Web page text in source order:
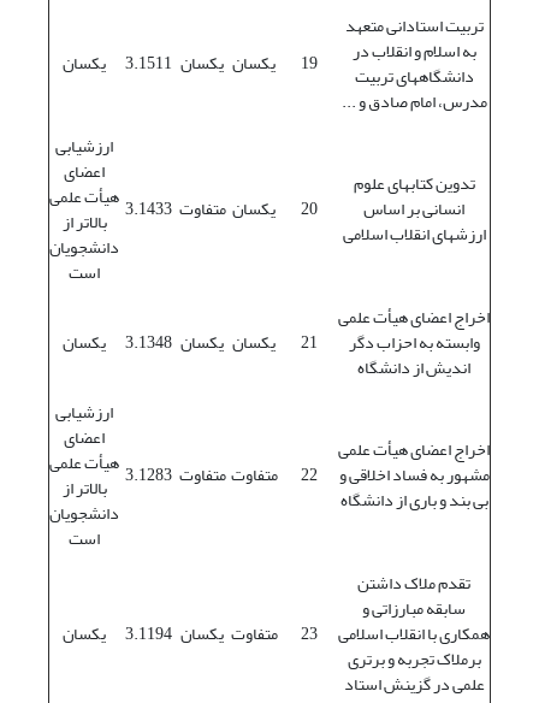
تربیت استادانی متعهد
به اسلام و انقلاب در
دانشگاههای تربیت
مدرس، امام صادق و ...
19 یکسان یکسان 3.1511 یکسان
تدوین کتابهای علوم
انسانی بر اساس
ارزشهای انقلاب اسلامی
20 یکسان متفاوت 3.1433
ارزشیابی
اعضای
هیأت علمی
بالاتر از
دانشجویان
است
اخراج اعضای هیأت علمی
وابسته به احزاب دگر
اندیش از دانشگاه
21 یکسان یکسان 3.1348 یکسان
اخراج اعضای هیأت علمی
مشهور به فساد اخلاقی و
بی بند و باری از دانشگاه
22 متفاوتمتفاوت 3.1283
ارزشیابی
اعضای
هیأت علمی
بالاتر از
دانشجویان
است
تقدم ملاک داشتن
سابقه مبارزاتی و
همکاری با انقلاب اسلامی
برملاک تجربه و برتری
علمی در گزینش استاد
23 متفاوت یکسان 3.1194 یکسان